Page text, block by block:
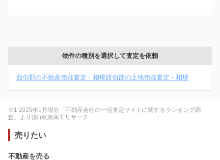
物件の種別を選択して査定を依頼
西伯郡の不動産売却査定・相場西伯郡の土地売却査定・相場
※1 2025年1月現在「不動産会社の一括査定サイトに関するランキング調
査」より(株)東京商工リサーチ
売りたい
不動産を売る